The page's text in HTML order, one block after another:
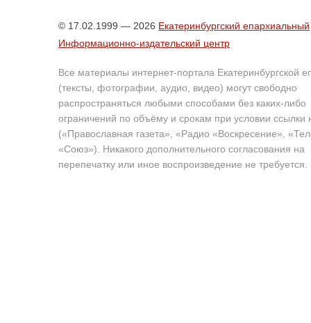
© 17.02.1999 — 2026 Екатеринбургский епархиальный
Информационно-издательский центр
Все материалы интернет-портала Екатеринбургской
(тексты, фотографии, аудио, видео) могут свободно
распространяться любыми способами без каких-либо
ограничений по объёму и срокам при условии ссылки
(«Православная газета», «Радио «Воскресение»,
«Союз»). Никакого дополнительного согласования на
перепечатку или иное воспроизведение не требуется.